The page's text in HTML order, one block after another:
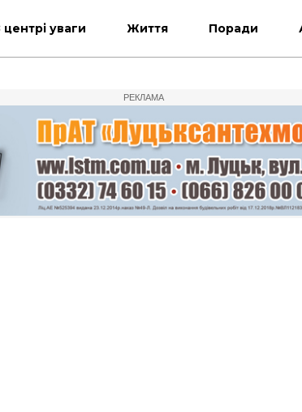
центрі уваги Життя Поради
РЕКЛАМА